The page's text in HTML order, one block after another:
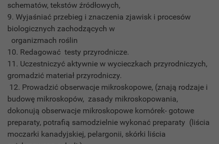
schematów, tekstów źródłowych,
9. Wyjaśniać przebieg i znaczenia zjawisk i procesów
biologicznych zachodzących w
organizmach roślin
10. Redagować testy przyrodnicze.
11. Uczestniczyć aktywnie w wycieczkach przyrodniczych,
gromadzić materiał przyrodniczy.
12. Prowadzić obserwacje mikroskopowe, (znają rodzaje i
budowę mikroskopów, zasady mikroskopowania,
dokonują obserwacje mikroskopowe komórek- gotowe
preparaty, potrafią samodzielnie wykonać preparaty (liścia
moczarki kanadyjskiej, pelargonii, skórki liścia